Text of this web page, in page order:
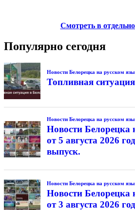
Смотреть в
Популярно сегодня
Новости Белорецка на русском
Топливная
Новости Белорецка на русском
Новости Белорецка
от 5 августа 2026
выпуск.
Новости Белорецка на русском
Новости Белорецка
от 3 августа 2026